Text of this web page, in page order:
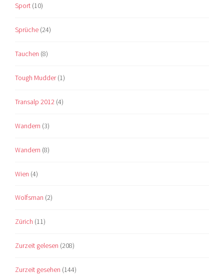
Sport (10)
Sprüche (24)
Tauchen (8)
Tough Mudder(1)
Transalp 2012 (4)
Wandern (3)
Wandern (8)
Wien (4)
Wolfsman (2)
Zürich (11)
Zurzeit gelesen (208)
Zurzeit gesehen (144)